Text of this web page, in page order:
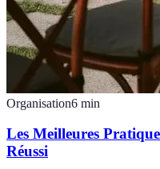
Organisation6 min
Les Meilleures
Réussi